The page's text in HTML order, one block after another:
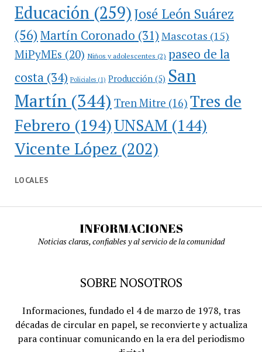
Educación(259)José León Suárez
(56)Martín Coronado (31) Mascotas (15)
MiPyMEs (20) Niños y adolescentes (2) paseo de la
costa(34) Policiales(1) Producción(5) San
Martín(344) Tren Mitre (16) Tres de
Febrero (194)UNSAM (144)
Vicente López (202)
LOCALES
INFORMACIONES
Noticias claras, confiables y al servicio de la comunidad
SOBRE NOSOTROS
Informaciones, fundado el 4 de marzo de 1978, tras
décadas de circular en papel, se reconvierte y actualiza
para continuar comunicando en la era del periodismo